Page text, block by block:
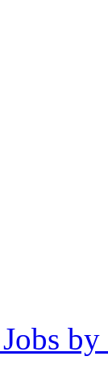
Jobs by